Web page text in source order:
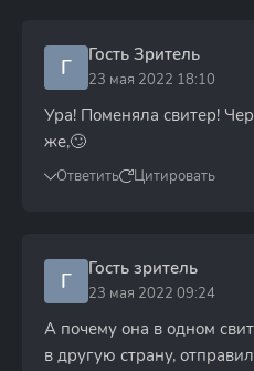
Г Гость Зритель
23 мая 2022 18:10
Ура! Поменяла свитер!
же,🙄
Ответить Цитировать
Г Гость зритель
23 мая 2022 09:24
А почему она в одном
в другую страну,